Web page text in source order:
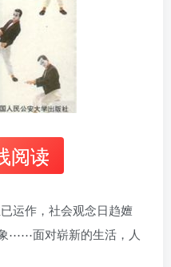
阅读
运作，社会观念日趋嬗
⋯⋯面对崭新的生活，人